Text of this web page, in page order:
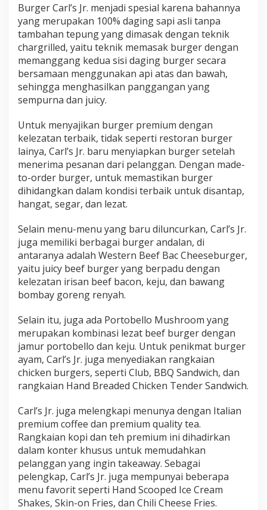
Burger Carl’s Jr. menjadi spesial karena bahannya
yang merupakan 100% daging sapi asli tanpa
tambahan tepung yang dimasak dengan teknik
chargrilled, yaitu teknik memasak burger dengan
memanggang kedua sisi daging burger secara
bersamaan menggunakan api atas dan bawah,
sehingga menghasilkan panggangan yang
sempurna dan juicy.
Untuk menyajikan burger premium dengan
kelezatan terbaik, tidak seperti restoran burger
lainya, Carl’s Jr. baru menyiapkan burger setelah
menerima pesanan dari pelanggan. Dengan made-
to-order burger, untuk memastikan burger
dihidangkan dalam kondisi terbaik untuk disantap,
hangat, segar, dan lezat.
Selain menu-menu yang baru diluncurkan, Carl’s Jr.
juga memiliki berbagai burger andalan, di
antaranya adalah Western Beef Bac Cheeseburger,
yaitu juicy beef burger yang berpadu dengan
kelezatan irisan beef bacon, keju, dan bawang
bombay goreng renyah.
Selain itu, juga ada Portobello Mushroom yang
merupakan kombinasi lezat beef burger dengan
jamur portobello dan keju. Untuk penikmat burger
ayam, Carl’s Jr. juga menyediakan rangkaian
chicken burgers, seperti Club, BBQ Sandwich, dan
rangkaian Hand Breaded Chicken Tender Sandwich.
Carl’s Jr. juga melengkapi menunya dengan Italian
premium coffee dan premium quality tea.
Rangkaian kopi dan teh premium ini dihadirkan
dalam konter khusus untuk memudahkan
pelanggan yang ingin takeaway. Sebagai
pelengkap, Carl’s Jr. juga mempunyai beberapa
menu favorit seperti Hand Scooped Ice Cream
Shakes, Skin-on Fries, dan Chili Cheese Fries.